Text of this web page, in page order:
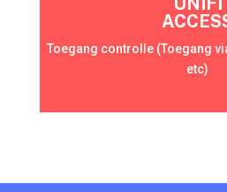
Toegang controlle (Toegang
etc)